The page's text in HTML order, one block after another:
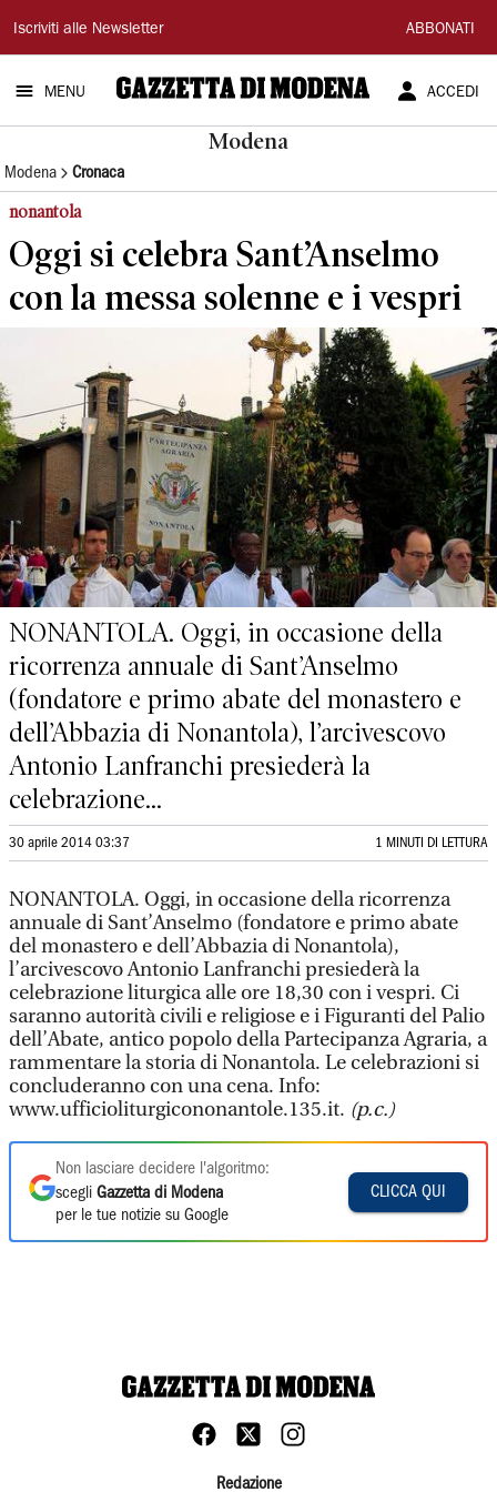
Gazzetta
di
Modena
Iscriviti alle Newsletter ABBONATI
MENU ACCEDI
Modena
Modena Cronaca
nonantola
Oggi si celebra Sant’Anselmo
con la messa solenne e i vespri
NONANTOLA. Oggi, in occasione della
ricorrenza annuale di Sant’Anselmo
(fondatore e primo abate del monastero e
dell’Abbazia di Nonantola), l’arcivescovo
Antonio Lanfranchi presiederà la
celebrazione...
30 aprile 2014 03:37 1 MINUTI DI LETTURA
NONANTOLA. Oggi, in occasione della ricorrenza
annuale di Sant’Anselmo (fondatore e primo abate
del monastero e dell’Abbazia di Nonantola),
l’arcivescovo Antonio Lanfranchi presiederà la
celebrazione liturgica alle ore 18,30 con i vespri. Ci
saranno autorità civili e religiose e i Figuranti del Palio
dell’Abate, antico popolo della Partecipanza Agraria, a
rammentare la storia di Nonantola. Le celebrazioni si
concluderanno con una cena. Info:
www.ufficioliturgicononantole.135.it. (p.c.)
Non lasciare decidere l'algoritmo:
scegli Gazzetta di Modena
per le tue notizie su Google
CLICCA QUI
Redazione